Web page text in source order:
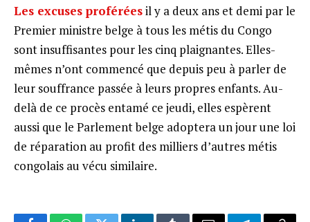
Les excuses proféréesil y a deux ans et demi par le
Premier ministre belge à tous les métis du Congo
sont insuffisantes pour les cinq plaignantes. Elles-
mêmes n’ont commencé que depuis peu à parler de
leur souffrance passée à leurs propres enfants. Au-
delà de ce procès entamé ce jeudi, elles espèrent
aussi que le Parlement belge adoptera un jour une loi
de réparation au profit des milliers d’autres métis
congolais au vécu similaire.